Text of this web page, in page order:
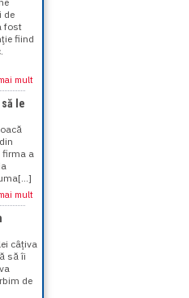
de
fost
fiind
mult
le
firma a
mult
câțiva
să îi
de